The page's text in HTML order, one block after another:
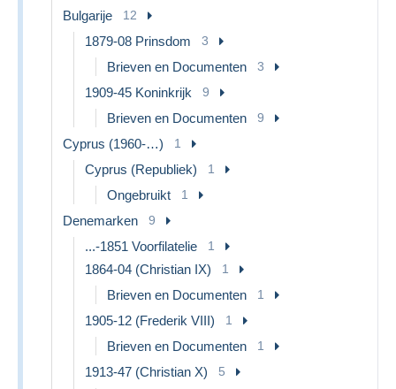
Bulgarije 12
1879-08 Prinsdom 3
Brieven en Documenten 3
1909-45 Koninkrijk 9
Brieven en Documenten 9
Cyprus (1960-…) 1
Cyprus (Republiek) 1
Ongebruikt 1
Denemarken 9
...-1851 Voorfilatelie 1
1864-04 (Christian IX) 1
Brieven en Documenten 1
1905-12 (Frederik VIII) 1
Brieven en Documenten 1
1913-47 (Christian X) 5